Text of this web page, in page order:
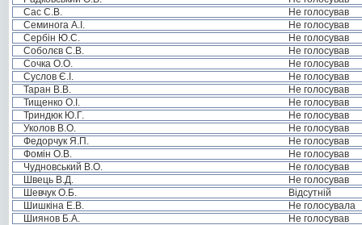
Сас С.В.
Не голосував
Семинога А.І.
Не голосував
Сербін Ю.С.
Не голосував
Соболєв С.В.
Не голосував
Сочка О.О.
Не голосував
Суслов Є.І.
Не голосував
Таран В.В.
Не голосував
Тищенко О.І.
Не голосував
Триндюк Ю.Г.
Не голосував
Уколов В.О.
Не голосував
Федорчук Я.П.
Не голосував
Фомін О.В.
Не голосував
Чудновський В.О.
Не голосував
Швець В.Д.
Не голосував
Шевчук О.Б.
Відсутній
Шишкіна Е.В.
Не голосувала
Шиянов Б.А.
Не голосував